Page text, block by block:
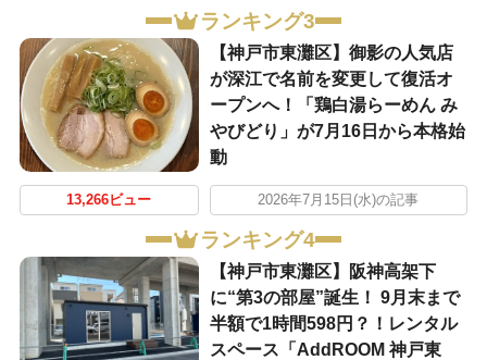
ランキング3
【神戸市東灘区】御影の人気店
が深江で名前を変更して復活オ
ープンへ！「鶏白湯らーめん み
やびどり」が7月16日から本格始
動
13,266ビュー 2026年7月15日(水)の記事
ランキング4
【神戸市東灘区】阪神高架下
に“第3の部屋”誕生！ 9月末まで
半額で1時間598円？！レンタル
スペース「AddROOM 神戸東